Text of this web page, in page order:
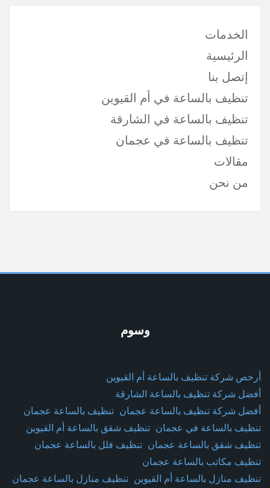
الخدمات
الرئيسية
إتصل بنا
تنظيف بالساعة في أم القيوين
تنظيف بالساعة في الشارقة
تنظيف بالساعة في عجمان
مقالات
من نحن
وسوم
أرخص شركة تنظيف بالساعة أم القيوين
أفضل شركة تنظيف بالساعة الشارقة
أفضل شركة تنظيف بالساعة عجمان تنظيف بالساعة عجمان
تنظيف بالساعة في عجمان تنظيف شقق بالساعة أم القيوين
تنظيف شقق بالساعة عجمان تنظيف فلل بالساعة عجمان
تنظيف مكاتب بالساعة عجمان
تنظيف منازل بالساعة أم القيوين تنظيف منازل بالساعة عجمان